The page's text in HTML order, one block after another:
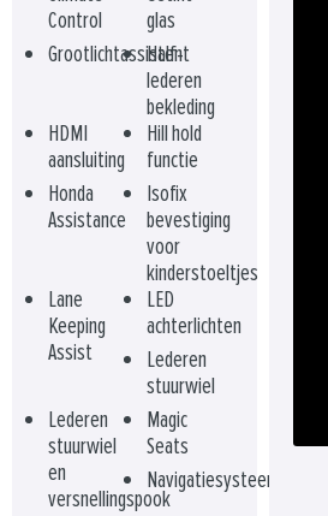
Control
glas
Grootlichtassistent
Half-
lederen
bekleding
HDMI
aansluiting
Hill hold
functie
Honda
Assistance
Isofix
bevestiging
voor
kinderstoeltjes
Lane
Keeping
Assist
LED
achterlichten
Lederen
stuurwiel
Lederen
stuurwiel
en
versnellingspook
Magic
Seats
Navigatiesysteem